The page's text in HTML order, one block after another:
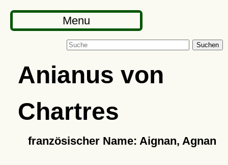
Menu
Suchen
Anianus von
Chartres
französischer Name: Aignan, Agnan